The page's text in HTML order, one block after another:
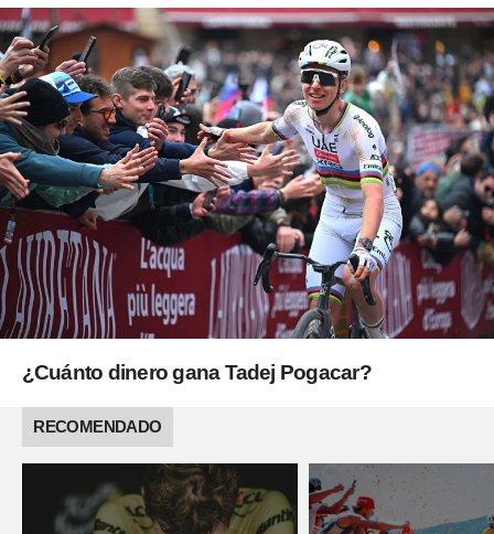
¿Cuánto dinero gana Tadej Pogacar?
RECOMENDADO